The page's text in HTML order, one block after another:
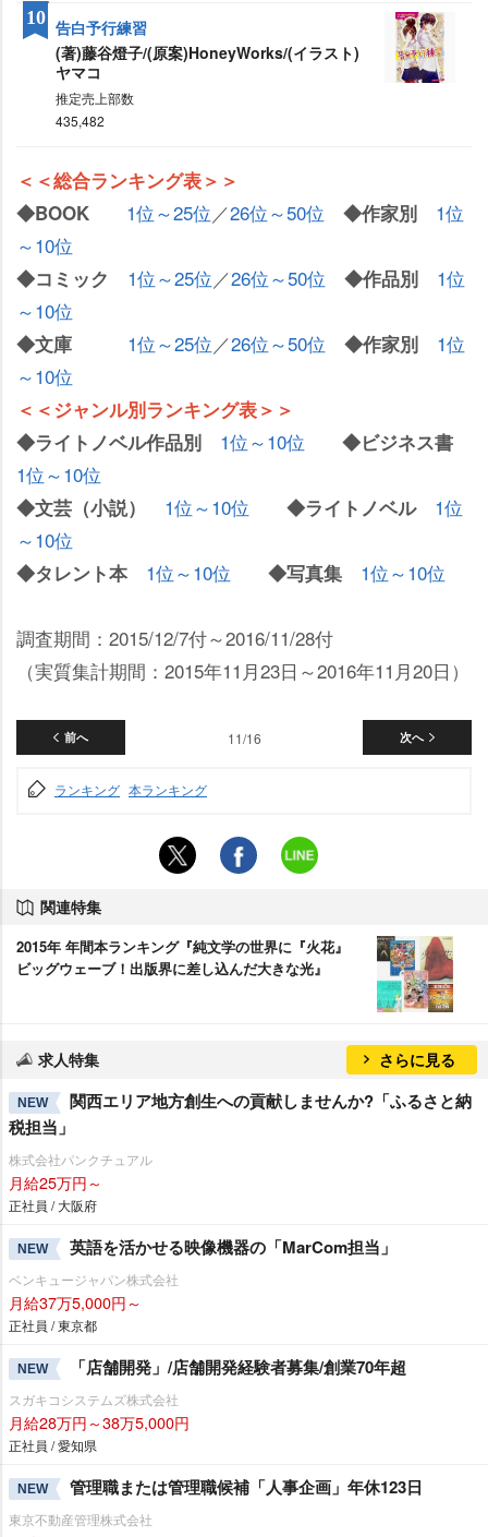
告白予行練習
(著)藤谷燈子/(原案)HoneyWorks/(イラスト)
ヤマコ
推定売上部数
435,482
10
＜＜総合ランキング表＞＞
◆BOOK
1位～25位／26位～50位 ◆作家別
1位
～10位
◆コミック 1位～25位／26位～50位 ◆作品別
1位
～10位
◆文庫 1位～25位／26位～50位 ◆作家別
1位
～10位
＜＜ジャンル別ランキング表＞＞
◆ライトノベル作品別
1位～10位 ◆ビジネス書
1位～10位
◆文芸（小説） 1位～10位 ◆ライトノベル
1位
～10位
◆タレント本 1位～10位 ◆写真集 1位～10位
調査期間：2015/12/7付～2016/11/28付
（実質集計期間：2015年11月23日～2016年11月20日）
前へ 次へ
11/16
ランキング 本ランキング
関連特集
2015年 年間本ランキング『純文学の世界に『火花』
ビッグウェーブ！出版界に差し込んだ大きな光』
求人特集 さらに見る
NEW
関西エリア地方創生への貢献しませんか?「ふるさと納
税担当」
株式会社パンクチュアル
月給25万円～
正社員 / 大阪府
NEW 英語を活かせる映像機器の「MarCom担当」
ベンキュージャパン株式会社
月給37万5,000円～
正社員 / 東京都
NEW 「店舗開発」/店舗開発経験者募集/創業70年超
スガキコシステムズ株式会社
月給28万円～38万5,000円
正社員 / 愛知県
NEW 管理職または管理職候補「人事企画」年休123日
東京不動産管理株式会社